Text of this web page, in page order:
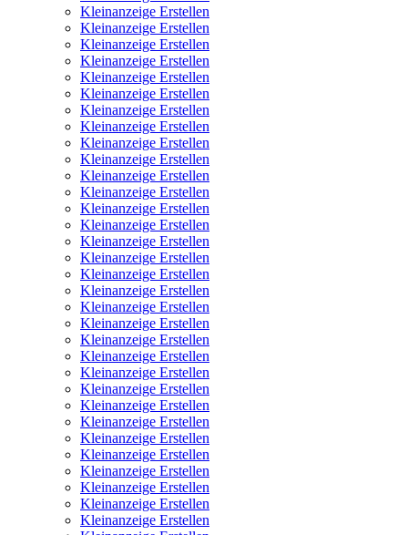
Kleinanzeige Erstellen
Kleinanzeige Erstellen
Kleinanzeige Erstellen
Kleinanzeige Erstellen
Kleinanzeige Erstellen
Kleinanzeige Erstellen
Kleinanzeige Erstellen
Kleinanzeige Erstellen
Kleinanzeige Erstellen
Kleinanzeige Erstellen
Kleinanzeige Erstellen
Kleinanzeige Erstellen
Kleinanzeige Erstellen
Kleinanzeige Erstellen
Kleinanzeige Erstellen
Kleinanzeige Erstellen
Kleinanzeige Erstellen
Kleinanzeige Erstellen
Kleinanzeige Erstellen
Kleinanzeige Erstellen
Kleinanzeige Erstellen
Kleinanzeige Erstellen
Kleinanzeige Erstellen
Kleinanzeige Erstellen
Kleinanzeige Erstellen
Kleinanzeige Erstellen
Kleinanzeige Erstellen
Kleinanzeige Erstellen
Kleinanzeige Erstellen
Kleinanzeige Erstellen
Kleinanzeige Erstellen
Kleinanzeige Erstellen